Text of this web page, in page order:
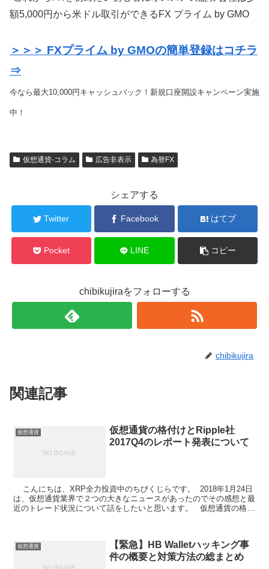
額5,000円から米ドル取引ができるFX プライム by GMO
＞＞＞ FXプライム by GMOの簡単登録はコチラ
⇒
今なら最大10,000円キャッシュバック！新規口座開設キャンペーン実施
中！
仮想通貨-コラム 広告非表示 為替FX
シェアする
Twitter Facebook はてブ
Pocket LINE コピー
chibikujiraをフォローする
chibikujira
関連記事
仮想通貨
仮想通貨の格付けとRipple社
2017Q4のレポート発表について
は、仮想通貨業界で２つの大きなニュースがあったのでその感想と最
近のトレード状況について話をしたいと思います。 仮想通貨の格付
仮想通貨
【緊急】HB Walletハッキング事
件の概要と対策方法の総まとめ